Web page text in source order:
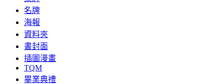
名牌
海報
資料夾
書封面
插圖漫畫
TQM
畢業典禮